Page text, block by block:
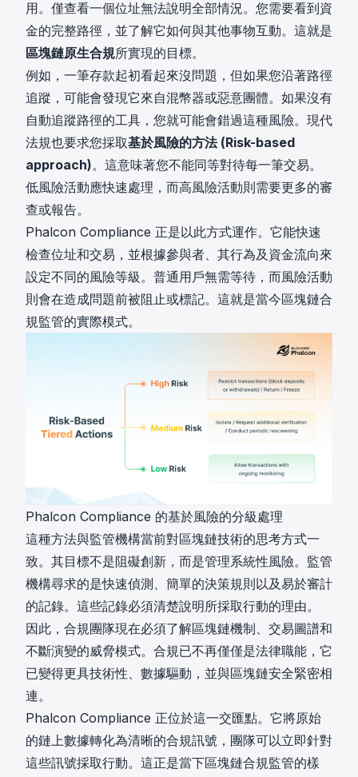
用。僅查看一個位址無法說明全部情況。您需要看到資
金的完整路徑，並了解它如何與其他事物互動。這就是
區塊鏈原生合規所實現的目標。
例如，一筆存款起初看起來沒問題，但如果您沿著路徑
追蹤，可能會發現它來自混幣器或惡意團體。如果沒有
自動追蹤路徑的工具，您就可能會錯過這種風險。現代
法規也要求您採取基於風險的方法 (Risk-based
approach)。這意味著您不能同等對待每一筆交易。
低風險活動應快速處理，而高風險活動則需要更多的審
查或報告。
Phalcon Compliance 正是以此方式運作。它能快速
檢查位址和交易，並根據參與者、其行為及資金流向來
設定不同的風險等級。普通用戶無需等待，而風險活動
則會在造成問題前被阻止或標記。這就是當今區塊鏈合
規監管的實際模式。
Phalcon Compliance 的基於風險的分級處理
這種方法與監管機構當前對區塊鏈技術的思考方式一
致。其目標不是阻礙創新，而是管理系統性風險。監管
機構尋求的是快速偵測、簡單的決策規則以及易於審計
的記錄。這些記錄必須清楚說明所採取行動的理由。
因此，合規團隊現在必須了解區塊鏈機制、交易圖譜和
不斷演變的威脅模式。合規已不再僅僅是法律職能，它
已變得更具技術性、數據驅動，並與區塊鏈安全緊密相
連。
Phalcon Compliance 正位於這一交匯點。它將原始
的鏈上數據轉化為清晰的合規訊號，團隊可以立即針對
這些訊號採取行動。這正是當下區塊鏈合規監管的樣